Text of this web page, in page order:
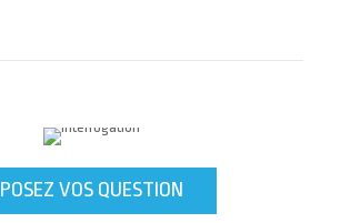
POSEZ VOS QUESTION